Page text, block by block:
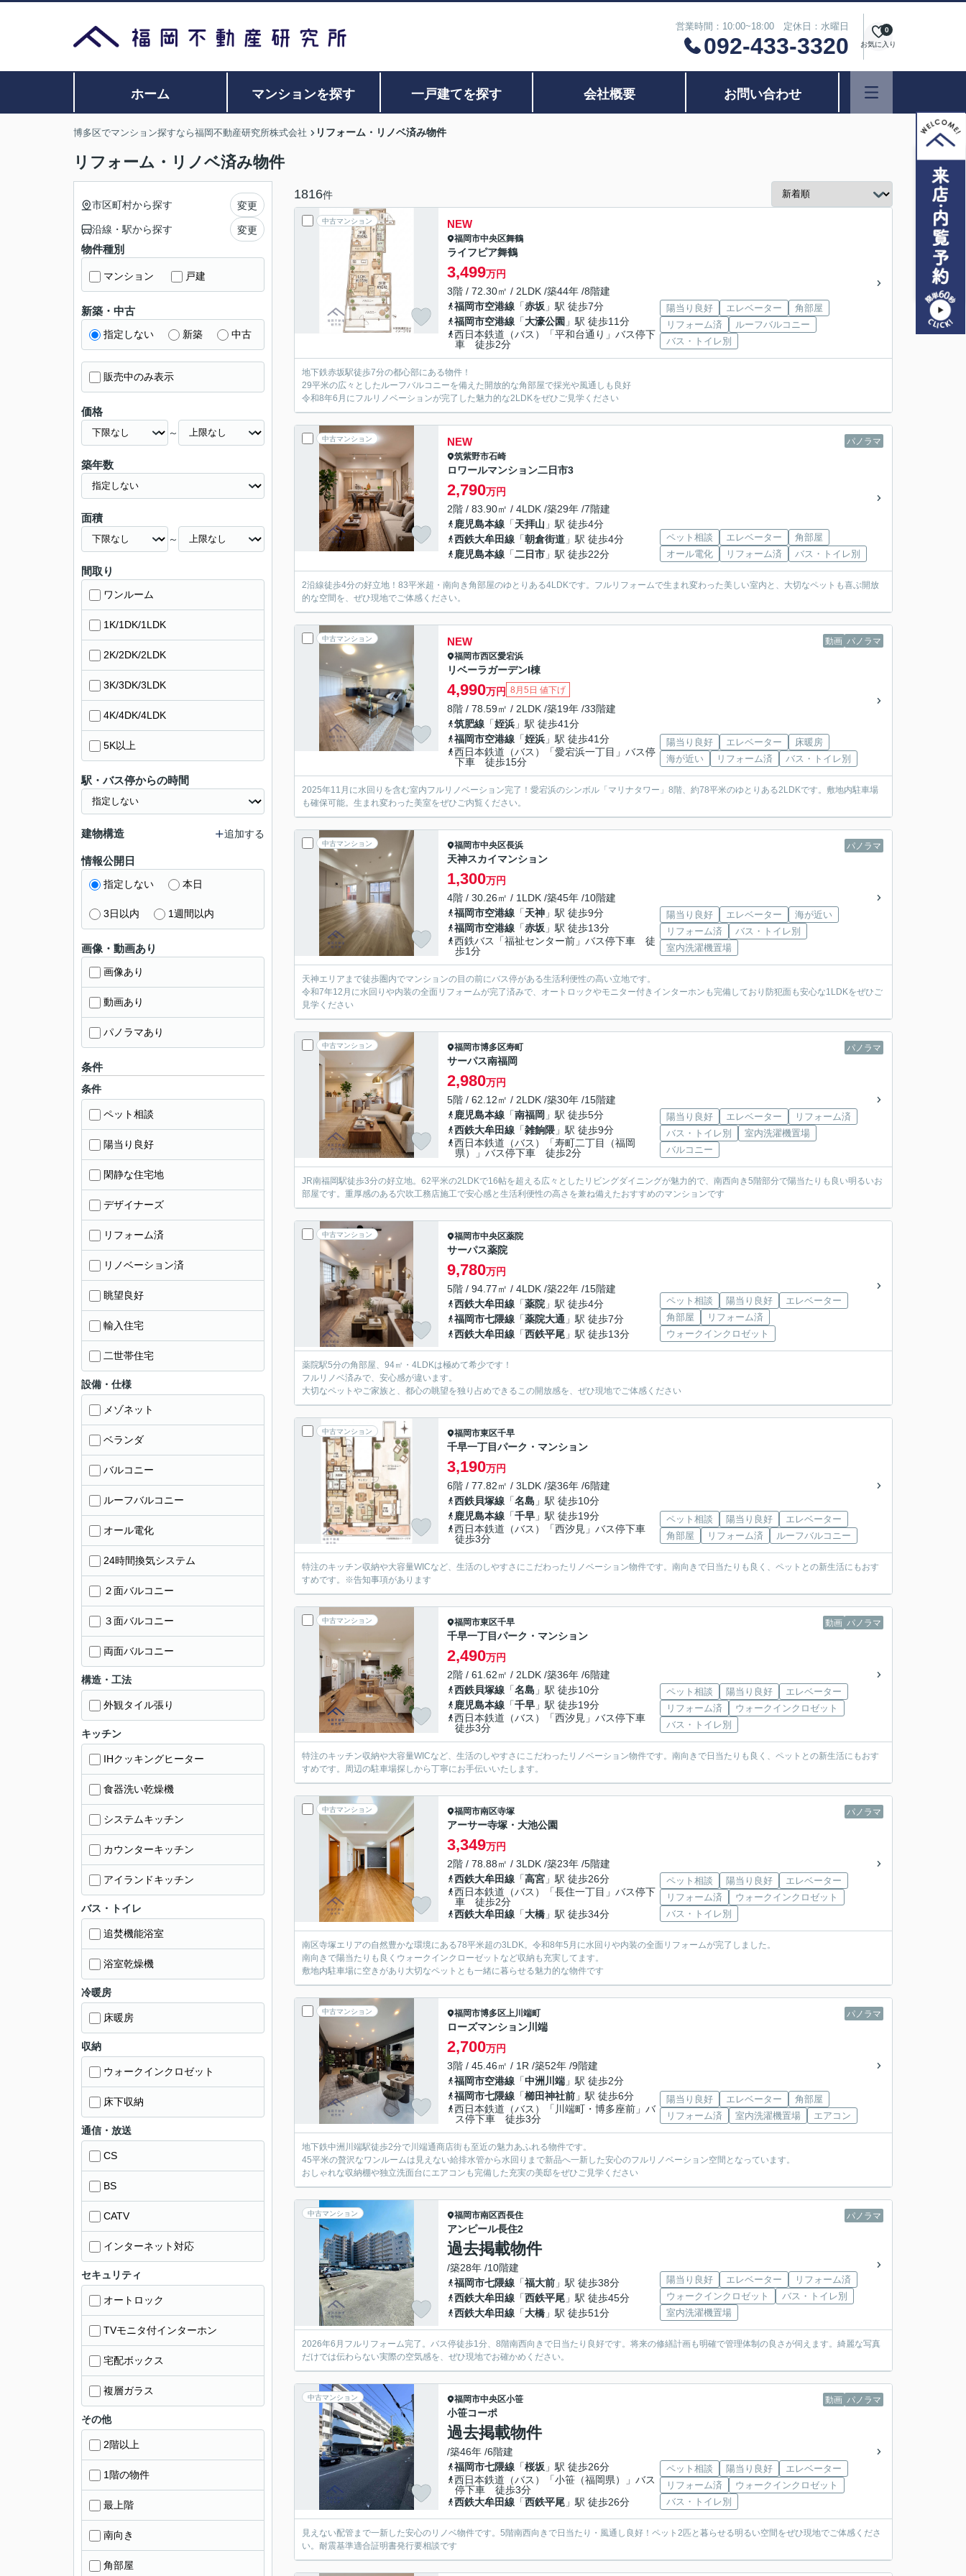
営業時間：10:00~18:00 定休日：水曜日
092-433-3320 お気に入り
0
ホーム マンションを探す 一戸建てを探す 会社概要 お問い合わせ
博多区でマンション探すなら福岡不動産研究所株式会社 リフォーム・リノベ済み物件
リフォーム・リノベ済み物件
1816件
中古マンション NEW
福岡市中央区舞鶴
ライフピア舞鶴
3,499万円
3階 / 72.30㎡ / 2LDK /築44年 /8階建
福岡市空港線 「赤坂 」駅 徒歩7分
福岡市空港線 「大濠公園 」駅 徒歩11分
西日本鉄道（バス）「平和台通り」バス停下
車 徒歩2分
陽当り良好 エレベーター
角部屋
リフォーム済
ルーフバルコニー
バス・トイレ別
地下鉄赤坂駅徒歩7分の都心部にある物件！
29平米の広々としたルーフバルコニーを備えた開放的な角部屋で採光や風通しも良好
令和8年6月にフルリノベーションが完了した魅力的な2LDKをぜひご見学ください
中古マンション パノラマ
NEW
筑紫野市石崎
ロワールマンション二日市3
2,790万円
2階 / 83.90㎡ / 4LDK /築29年 /7階建
鹿児島本線 「天拝山 」駅 徒歩4分
西鉄大牟田線 「朝倉街道 」駅 徒歩4分
鹿児島本線 「二日市 」駅 徒歩22分
ペット相談 エレベーター
角部屋
オール電化
リフォーム済 バス・トイレ別
2沿線徒歩4分の好立地！83平米超・南向き角部屋のゆとりある4LDKです。フルリフォームで生まれ変わった美しい室内と、大切なペットも喜ぶ開放
的な空間を、ぜひ現地でご体感ください。
中古マンション 動画 パノラマ
NEW
福岡市西区愛宕浜
リベーラガーデンI棟
4,990万円 8月5日 値下げ
8階 / 78.59㎡ / 2LDK /築19年 /33階建
筑肥線 「姪浜 」駅 徒歩41分
福岡市空港線 「姪浜 」駅 徒歩41分
西日本鉄道（バス）「愛宕浜一丁目」バス停
下車 徒歩15分
陽当り良好 エレベーター
床暖房
海が近い
リフォーム済 バス・トイレ別
2025年11月に水回りを含む室内フルリノベーション完了！愛宕浜のシンボル「マリナタワー」8階、約78平米のゆとりある2LDKです。敷地内駐車場
も確保可能。生まれ変わった美室をぜひご内覧ください。
中古マンション パノラマ
福岡市中央区長浜
天神スカイマンション
1,300万円
4階 / 30.26㎡ / 1LDK /築45年 /10階建
福岡市空港線 「天神 」駅 徒歩9分
福岡市空港線 「赤坂 」駅 徒歩13分
西鉄バス「福祉センター前」バス停下車 徒
歩1分
陽当り良好 エレベーター
海が近い
リフォーム済
バス・トイレ別
室内洗濯機置場
天神エリアまで徒歩圏内でマンションの目の前にバス停がある生活利便性の高い立地です。
令和7年12月に水回りや内装の全面リフォームが完了済みで、オートロックやモニター付きインターホンも完備しており防犯面も安心な1LDKをぜひご
見学ください
中古マンション パノラマ
福岡市博多区寿町
サーパス南福岡
2,980万円
5階 / 62.12㎡ / 2LDK /築30年 /15階建
鹿児島本線 「南福岡 」駅 徒歩5分
西鉄大牟田線 「雑餉隈 」駅 徒歩9分
西日本鉄道（バス）「寿町二丁目（福岡
県）」バス停下車 徒歩2分
陽当り良好 エレベーター
リフォーム済
バス・トイレ別
室内洗濯機置場
バルコニー
JR南福岡駅徒歩3分の好立地。62平米の2LDKで16帖を超える広々としたリビングダイニングが魅力的で、南西向き5階部分で陽当たりも良い明るいお
部屋です。重厚感のある穴吹工務店施工で安心感と生活利便性の高さを兼ね備えたおすすめのマンションです
中古マンション 福岡市中央区薬院
サーパス薬院
9,780万円
5階 / 94.77㎡ / 4LDK /築22年 /15階建
西鉄大牟田線 「薬院 」駅 徒歩4分
福岡市七隈線 「薬院大通 」駅 徒歩7分
西鉄大牟田線 「西鉄平尾 」駅 徒歩13分
ペット相談 陽当り良好
エレベーター
角部屋
リフォーム済
ウォークインクロゼット
薬院駅5分の角部屋、94㎡・4LDKは極めて希少です！
フルリノベ済みで、安心感が違います。
大切なペットやご家族と、都心の眺望を独り占めできるこの開放感を、ぜひ現地でご体感ください
中古マンション 福岡市東区千早
千早一丁目パーク・マンション
3,190万円
6階 / 77.82㎡ / 3LDK /築36年 /6階建
西鉄貝塚線 「名島 」駅 徒歩10分
鹿児島本線 「千早 」駅 徒歩19分
西日本鉄道（バス）「西汐見」バス停下車
徒歩3分
ペット相談 陽当り良好
エレベーター
角部屋
リフォーム済 ルーフバルコニー
特注のキッチン収納や大容量WICなど、生活のしやすさにこだわったリノベーション物件です。南向きで日当たりも良く、ペットとの新生活にもおす
すめです。※告知事項があります
中古マンション 動画 パノラマ
福岡市東区千早
千早一丁目パーク・マンション
2,490万円
2階 / 61.62㎡ / 2LDK /築36年 /6階建
西鉄貝塚線 「名島 」駅 徒歩10分
鹿児島本線 「千早 」駅 徒歩19分
西日本鉄道（バス）「西汐見」バス停下車
徒歩3分
ペット相談 陽当り良好
エレベーター
リフォーム済
ウォークインクロゼット
バス・トイレ別
特注のキッチン収納や大容量WICなど、生活のしやすさにこだわったリノベーション物件です。南向きで日当たりも良く、ペットとの新生活にもおす
すめです。周辺の駐車場探しから丁寧にお手伝いいたします。
中古マンション パノラマ
福岡市南区寺塚
アーサー寺塚・大池公園
3,349万円
2階 / 78.88㎡ / 3LDK /築23年 /5階建
西鉄大牟田線 「高宮 」駅 徒歩26分
西日本鉄道（バス）「長住一丁目」バス停下
車 徒歩2分
西鉄大牟田線 「大橋 」駅 徒歩34分
ペット相談 陽当り良好
エレベーター
リフォーム済
ウォークインクロゼット
バス・トイレ別
南区寺塚エリアの自然豊かな環境にある78平米超の3LDK。令和8年5月に水回りや内装の全面リフォームが完了しました。
南向きで陽当たりも良くウォークインクローゼットなど収納も充実してます。
敷地内駐車場に空きがあり大切なペットとも一緒に暮らせる魅力的な物件です
中古マンション パノラマ
福岡市博多区上川端町
ローズマンション川端
2,700万円
3階 / 45.46㎡ / 1R /築52年 /9階建
福岡市空港線 「中洲川端 」駅 徒歩2分
福岡市七隈線 「櫛田神社前 」駅 徒歩6分
西日本鉄道（バス）「川端町・博多座前」バ
ス停下車 徒歩3分
陽当り良好 エレベーター
角部屋
リフォーム済
室内洗濯機置場 エアコン
地下鉄中洲川端駅徒歩2分で川端通商店街も至近の魅力あふれる物件です。
45平米の贅沢なワンルームは見えない給排水管から水回りまで新品へ一新した安心のフルリノベーション空間となっています。
おしゃれな収納棚や独立洗面台にエアコンも完備した充実の美邸をぜひご見学ください
中古マンション パノラマ
福岡市南区西長住
アンピール長住2
過去掲載物件
/築28年 /10階建
福岡市七隈線 「福大前 」駅 徒歩38分
西鉄大牟田線 「西鉄平尾 」駅 徒歩45分
西鉄大牟田線 「大橋 」駅 徒歩51分
陽当り良好 エレベーター
リフォーム済
ウォークインクロゼット
バス・トイレ別
室内洗濯機置場
2026年6月フルリフォーム完了。バス停徒歩1分、8階南西向きで日当たり良好です。将来の修繕計画も明確で管理体制の良さが伺えます。綺麗な写真
だけでは伝わらない実際の空気感を、ぜひ現地でお確かめください。
中古マンション 動画 パノラマ
福岡市中央区小笹
小笹コーポ
過去掲載物件
/築46年 /6階建
福岡市七隈線 「桜坂 」駅 徒歩26分
西日本鉄道（バス）「小笹（福岡県）」バス
停下車 徒歩3分
西鉄大牟田線 「西鉄平尾 」駅 徒歩26分
ペット相談 陽当り良好
エレベーター
リフォーム済
ウォークインクロゼット
バス・トイレ別
見えない配管まで一新した安心のリノベ物件です。5階南西向きで日当たり・風通し良好！ペット2匹と暮らせる明るい空間をぜひ現地でご体感くださ
い。耐震基準適合証明書発行要相談です
市区町村から探す 変更
沿線・駅から探す 変更
物件種別
マンション 戸建
新築・中古
指定しない 新築 中古
販売中のみ表示
価格
～
築年数
面積
～
間取り
ワンルーム
1K/1DK/1LDK
2K/2DK/2LDK
3K/3DK/3LDK
4K/4DK/4LDK
5K以上
駅・バス停からの時間
建物構造 追加する
情報公開日
指定しない 本日
3日以内 1週間以内
画像・動画あり
画像あり
動画あり
パノラマあり
条件
条件
ペット相談
陽当り良好
閑静な住宅地
デザイナーズ
リフォーム済
リノベーション済
眺望良好
輸入住宅
二世帯住宅
設備・仕様
メゾネット
ベランダ
バルコニー
ルーフバルコニー
オール電化
24時間換気システム
２面バルコニー
３面バルコニー
両面バルコニー
構造・工法
外観タイル張り
キッチン
IHクッキングヒーター
食器洗い乾燥機
システムキッチン
カウンターキッチン
アイランドキッチン
バス・トイレ
追焚機能浴室
浴室乾燥機
冷暖房
床暖房
収納
ウォークインクロゼット
床下収納
通信・放送
CS
BS
CATV
インターネット対応
セキュリティ
オートロック
TVモニタ付インターホン
宅配ボックス
複層ガラス
その他
2階以上
1階の物件
最上階
南向き
角部屋